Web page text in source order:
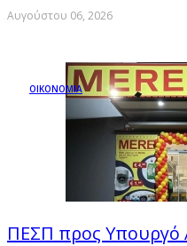
Αυγούστου 06, 2026
ΟΙΚΟΝΟΜΙΑ
ΠΕΣΠ προς Υπουργό